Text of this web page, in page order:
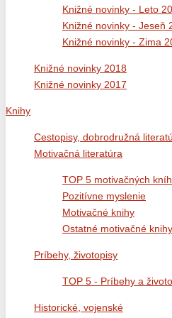
Knižné novinky - Leto
Knižné novinky - Jeseň
Knižné novinky - Zima
Knižné novinky 2018
Knižné novinky 2017
Knihy
Cestopisy, dobrodružná
Motivačná literatúra
TOP 5 motivačných kníh
Pozitívne myslenie
Motivačné knihy
Ostatné motivačné knihy
Príbehy, životopisy
TOP 5 - Príbehy a
Historické, vojenské